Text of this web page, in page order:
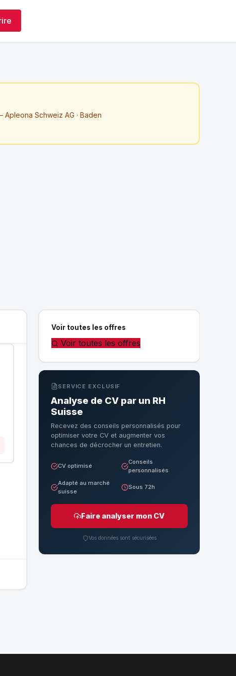
Apleona Schweiz AG · Baden
Voir toutes les offres
Voir toutes les offres
SERVICE EXCLUSIF
Analyse de CV par un RH
Suisse
Recevez des conseils personnalisés pour
optimiser votre CV et augmenter vos
chances de décrocher un entretien.
CV optimisé
Conseils
personnalisés
Adapté au marché
suisse
Sous 72h
Faire analyser mon CV
Vos données sont sécurisées